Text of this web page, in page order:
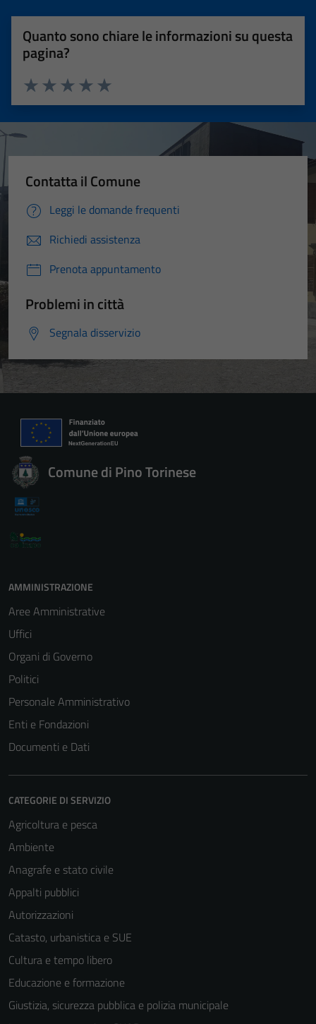
Quanto sono chiare le informazioni su questa
pagina?
Valuta 5 stelle su 5
Valuta 4 stelle su 5
Valuta 3 stelle su 5
Valuta 2 stelle su 5
Valuta 1 stelle su 5
Contatta il Comune
Leggi le domande frequenti
Richiedi assistenza
Prenota appuntamento
Problemi in città
Segnala disservizio
Comune di Pino Torinese
AMMINISTRAZIONE
Aree Amministrative
Uffici
Organi di Governo
Politici
Personale Amministrativo
Enti e Fondazioni
Documenti e Dati
CATEGORIE DI SERVIZIO
Agricoltura e pesca
Ambiente
Anagrafe e stato civile
Appalti pubblici
Autorizzazioni
Catasto, urbanistica e SUE
Cultura e tempo libero
Educazione e formazione
Giustizia, sicurezza pubblica e polizia municipale